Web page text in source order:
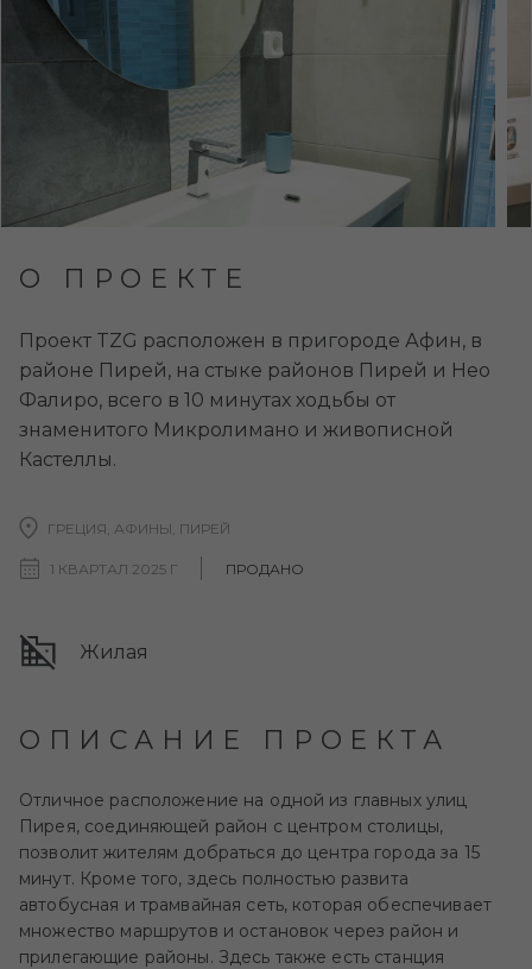
О ПРОЕКТЕ
Проект TZG расположен в пригороде Афин, в
районе Пирей, на стыке районов Пирей и Нео
Фалиро, всего в 10 минутах ходьбы от
знаменитого Микролимано и живописной
Кастеллы.
ГРЕЦИЯ, АФИНЫ, ПИРЕЙ
1 КВАРТАЛ 2025 Г ПРОДАНО
Жилая
ОПИСАНИЕ ПРОЕКТА
Отличное расположение на одной из главных улиц
Пирея, соединяющей район с центром столицы,
позволит жителям добраться до центра города за 15
минут. Кроме того, здесь полностью развита
автобусная и трамвайная сеть, которая обеспечивает
множество маршрутов и остановок через район и
прилегающие районы. Здесь также есть станция